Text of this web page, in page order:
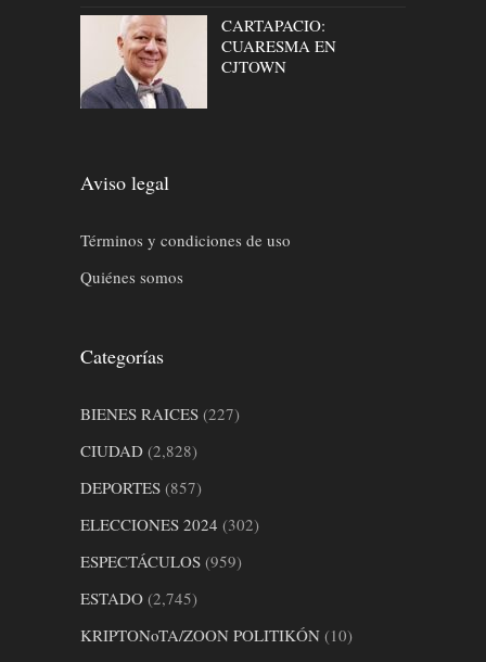
CARTAPACIO:
CUARESMA EN
CJTOWN
Aviso legal
Términos y condiciones de uso
Quiénes somos
Categorías
BIENES RAICES (227)
CIUDAD (2,828)
DEPORTES (857)
ELECCIONES 2024 (302)
ESPECTÁCULOS (959)
ESTADO (2,745)
KRIPTONoTA/ZOON POLITIKÓN (10)